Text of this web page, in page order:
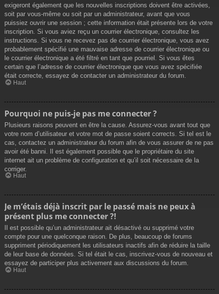
exigeront également que les nouvelles inscriptions doivent être activées,
soit par vous-même ou soit par un administrateur, avant que vous
puissiez ouvrir une session ; cette information était présente lors de votre
inscription. Si vous aviez reçu un courrier électronique, consultez les
instructions. Si vous ne recevez pas de courrier électronique, vous avez
probablement spécifié une mauvaise adresse de courrier électronique ou
le courrier électronique a été filtré en tant que pourriel. Si vous êtes
certain que l’adresse de courrier électronique que vous avez spécifiée
était correcte, essayez de contacter un administrateur du forum.
Haut
Pourquoi ne puis-je pas me connecter ?
Plusieurs raisons peuvent en être la cause. Assurez-vous avant tout que
votre nom d’utilisateur et votre mot de passe soient corrects. Si tel est le
cas, contactez un administrateur du forum afin de vous assurer de ne pas
avoir été banni. Il est également possible que le propriétaire du site
internet ait un problème de configuration et qu’il soit nécessaire de la
corriger.
Haut
Je m’étais déjà inscrit par le passé mais ne peux à
présent plus me connecter ?!
Il est possible qu’un administrateur ait désactivé ou supprimé votre
compte pour une quelconque raison. De plus, beaucoup de forums
suppriment périodiquement les utilisateurs inactifs afin de réduire la taille
de leur base de données. Si tel était le cas, inscrivez-vous de nouveau et
essayez de participer plus activement aux discussions du forum.
Haut